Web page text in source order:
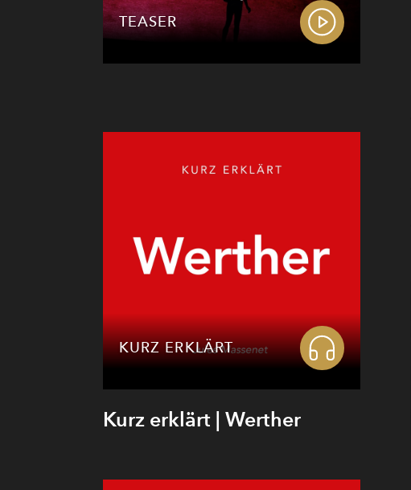
TEASER
KURZ ERKLÄRT
Kurz erklärt | Werther